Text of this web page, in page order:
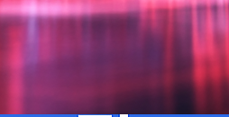
tavoittaa
Kuitenkin tämä
tuo mukanaan omat